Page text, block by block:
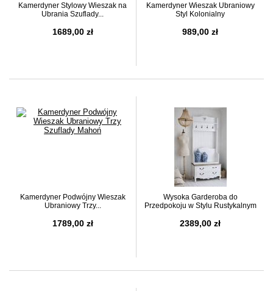
Kamerdyner Stylowy Wieszak na
Ubrania Szuflady...
1689,00 zł
Kamerdyner Wieszak Ubraniowy
Styl Kolonialny
989,00 zł
Kamerdyner Podwójny Wieszak
Ubraniowy Trzy...
1789,00 zł
Wysoka Garderoba do
Przedpokoju w Stylu Rustykalnym
2389,00 zł